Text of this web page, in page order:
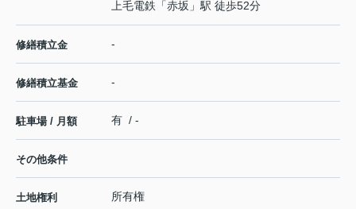
上毛電鉄 「赤坂 」駅 徒歩52分
修繕積立金 -
修繕積立基金 -
駐車場 / 月額 有 / -
その他条件
土地権利 所有権